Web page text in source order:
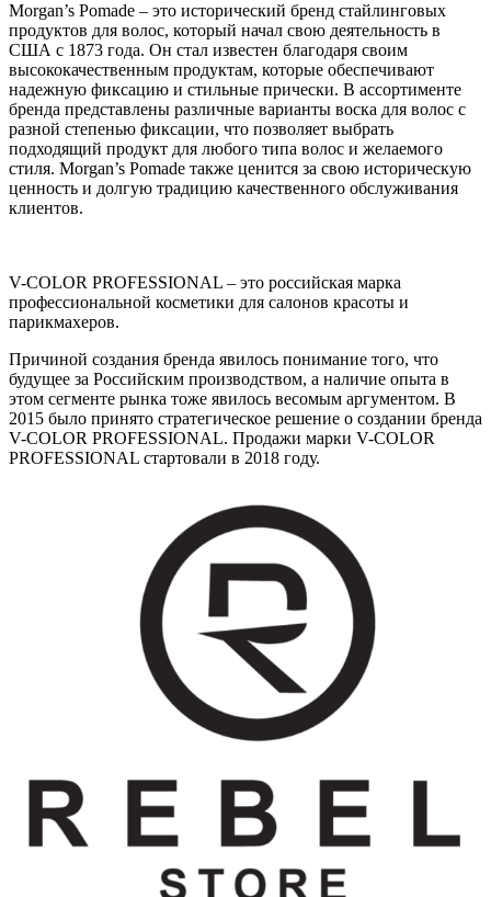
Morgan’s Pomade – это исторический бренд стайлинговых
продуктов для волос, который начал свою деятельность в
США с 1873 года. Он стал известен благодаря своим
высококачественным продуктам, которые обеспечивают
надежную фиксацию и стильные прически. В ассортименте
бренда представлены различные варианты воска для волос с
разной степенью фиксации, что позволяет выбрать
подходящий продукт для любого типа волос и желаемого
стиля. Morgan’s Pomade также ценится за свою историческую
ценность и долгую традицию качественного обслуживания
клиентов.
V-COLOR PROFESSIONAL – это российская марка
профессиональной косметики для салонов красоты и
парикмахеров.
Причиной создания бренда явилось понимание того, что
будущее за Российским производством, а наличие опыта в
этом сегменте рынка тоже явилось весомым аргументом. В
2015 было принято стратегическое решение о создании бренда
V-COLOR PROFESSIONAL. Продажи марки V-COLOR
PROFESSIONAL стартовали в 2018 году.